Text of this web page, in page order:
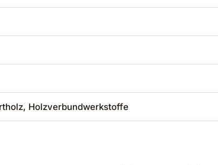
Holzverbundwerkstoffe